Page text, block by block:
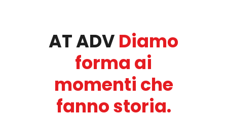
AT ADV Diamo
forma ai
momenti che
fanno storia.